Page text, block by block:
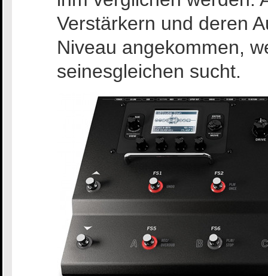
Verstärkern und deren
Niveau angekommen,
seinesgleichen sucht.